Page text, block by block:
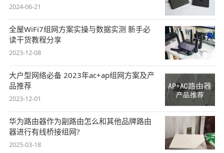
2024-06-21
全屋WiFi7组网方案实操与数据实测 新手必
读干货教程分享
2023-12-08
大户型网络必备 2023年ac+ap组网方案及产
品推荐
2023-12-01
华为路由器作为副路由怎么和其他品牌路由
器进行有线桥接组网?
2025-03-18